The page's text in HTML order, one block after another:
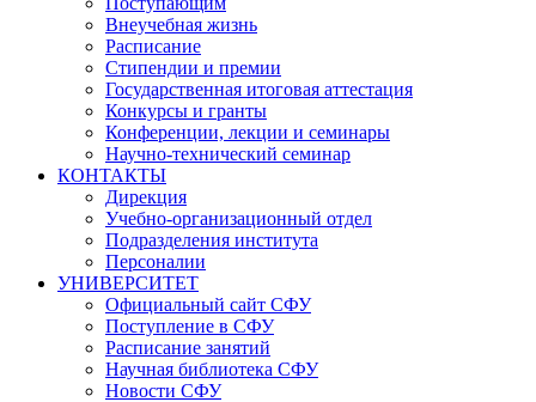
Внеучебная жизнь
Расписание
Стипендии и премии
Государственная итоговая аттестация
Конкурсы и гранты
Конференции, лекции и семинары
Научно-технический семинар
КОНТАКТЫ
Дирекция
Учебно-организационный отдел
Подразделения института
Персоналии
УНИВЕРСИТЕТ
Официальный сайт СФУ
Поступление в СФУ
Расписание занятий
Научная библиотека СФУ
Новости СФУ